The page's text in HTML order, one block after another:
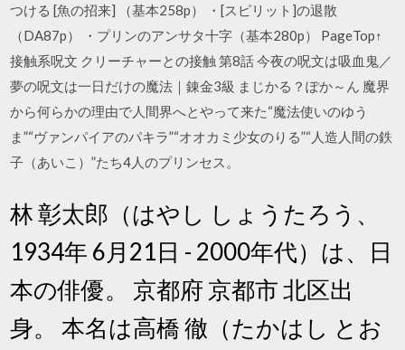
つける [魚の招来] （基本258p） ・[スピリット]の退散
（DA87p） ・プリンのアンサタ十字（基本280p） PageTop↑
接触系呪文 クリーチャーとの接触 第8話 今夜の呪文は吸血鬼／
夢の呪文は一日だけの魔法｜錬金3級 まじかる？ぽか～ん 魔界
から何らかの理由で人間界へとやって来た“魔法使いのゆう
ま”“ヴァンパイアのパキラ”“オオカミ少女のりる”“人造人間の鉄
子（あいこ）”たち4人のプリンセス。
林 彰太郎（はやし しょうたろう、
1934年 6月21日 - 2000年代）は、日
本の俳優。 京都府 京都市 北区出
身。 本名は高橋 徹（たかはし とお